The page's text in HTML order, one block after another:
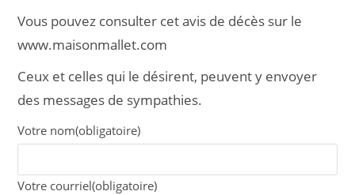
Vous pouvez consulter cet avis de décès sur le
www.maisonmallet.com
Ceux et celles qui le désirent, peuvent y envoyer
des messages de sympathies.
Votre nom(obligatoire)
Votre courriel(obligatoire)